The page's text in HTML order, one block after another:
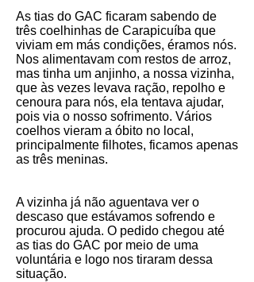
As tias do GAC ficaram sabendo de
três coelhinhas de Carapicuíba que
viviam em más condições, éramos nós.
Nos alimentavam com restos de arroz,
mas tinha um anjinho, a nossa vizinha,
que às vezes levava ração, repolho e
cenoura para nós, ela tentava ajudar,
pois via o nosso sofrimento. Vários
coelhos vieram a óbito no local,
principalmente filhotes, ficamos apenas
as três meninas.
A vizinha já não aguentava ver o
descaso que estávamos sofrendo e
procurou ajuda. O pedido chegou até
as tias do GAC por meio de uma
voluntária e logo nos tiraram dessa
situação.